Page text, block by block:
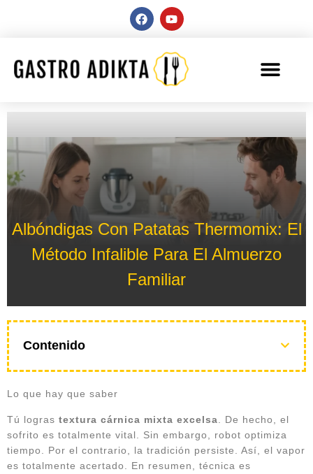
Albóndigas Con Patatas Thermomix: El
Método Infalible Para El Almuerzo
Familiar
Contenido
Lo que hay que saber
Tú logras textura cárnica mixta excelsa . De hecho, el
sofrito es totalmente vital. Sin embargo, robot optimiza
tiempo. Por el contrario, la tradición persiste. Así, el vapor
es totalmente acertado. En resumen, técnica es